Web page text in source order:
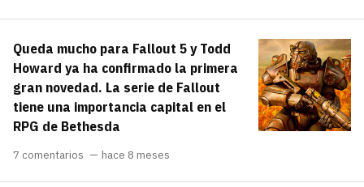
Queda mucho para Fallout 5 y Todd
Howard ya ha confirmado la primera
gran novedad. La serie de Fallout
tiene una importancia capital en el
RPG de Bethesda
7 comentarios hace 8 meses